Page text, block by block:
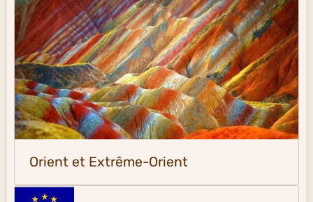
Orient et Extrême-Orient